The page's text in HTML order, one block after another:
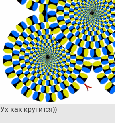
Ух как крутится))